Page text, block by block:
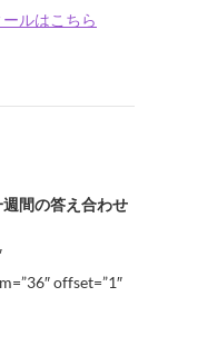
ールはこちら
間の答え合わせ
offset=”1″